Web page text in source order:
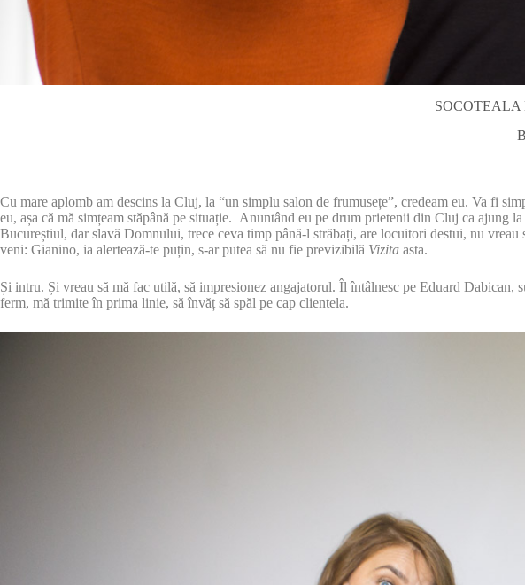
SOCOTEALA
Cu mare aplomb am descins la Cluj, la “un simplu salon de frumusețe”, credeam eu. Va fi
eu, așa că mă simțeam stăpână pe situație. Anuntând eu pe drum prietenii din Cluj ca
Bucureștiul, dar slavă Domnului, trece ceva timp până-l străbați, are locuitori destui, nu
veni: Gianino, ia alertează-te puțin, s-ar putea să nu fie previzibilă Vizita asta.
Și intru. Și vreau să mă fac utilă, să impresionez angajatorul. Îl întâlnesc pe Eduard Dabican,
ferm, mă trimite în prima linie, să învăț să spăl pe cap clientela.